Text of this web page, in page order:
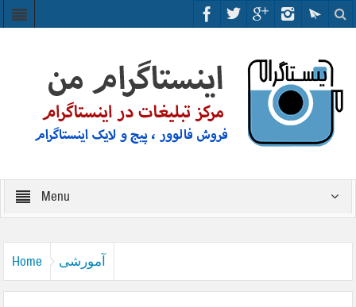
Menu
Home آمورشی